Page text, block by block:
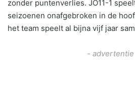
zonder puntenverlies. JO11-1
seizoenen onafgebroken in de
het team speelt al bijna vijf jaar
-